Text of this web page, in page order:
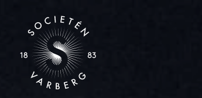
JULBORD